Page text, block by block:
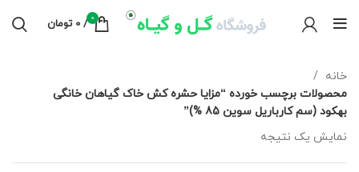
0
/
0 تومان
خانه
محصولات برچسب خورده “مزایا حشره کش خاک گیاهان خانگی
بهکود (سم کارباریل سوین 85 %)”
نمایش یک نتیجه